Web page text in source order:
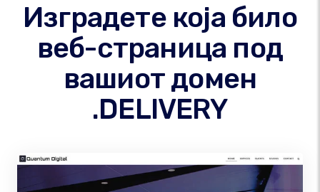
Изградете која било
веб-страница под
вашиот домен
.DELIVERY